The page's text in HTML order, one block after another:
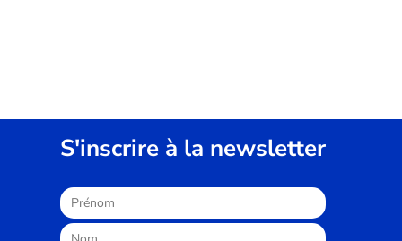
S'inscrire à la newsletter